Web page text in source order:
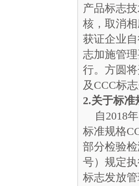
产品标志
核，取消
获证企业
志加施管
行。方圆
及CCC标
2.关于标准
自2018年
标准规格
部分检验
号）规定
标志发放